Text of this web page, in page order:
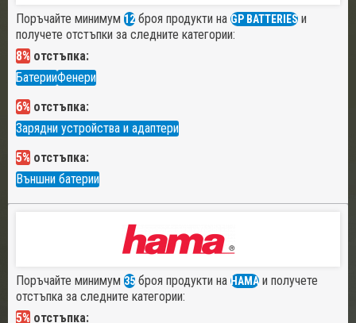
Поръчайте минимум 12 броя продукти на GP BATTERIES и
получете отстъпки за следните категории:
8% отстъпка:
БатерииФенери
6% отстъпка:
Зарядни устройства и адаптери
5% отстъпка:
Външни батерии
Поръчайте минимум 35 броя продукти на HAMA и получете
отстъпка за следните категории:
5% отстъпка: